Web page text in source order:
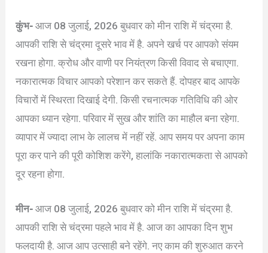
कुंभ- आज 08 जुलाई, 2026 बुधवार को मीन राशि में चंद्रमा है.
आपकी राशि से चंद्रमा दूसरे भाव में है. अपने खर्च पर आपको संयम
रखना होगा. क्रोध और वाणी पर नियंत्रण किसी विवाद से बचाएगा.
नकारात्मक विचार आपको परेशान कर सकते हैं. दोपहर बाद आपके
विचारों में स्थिरता दिखाई देगी. किसी रचनात्मक गतिविधि की ओर
आपका ध्यान रहेगा. परिवार में सुख और शांति का माहौल बना रहेगा.
व्यापार में ज्यादा लाभ के लालच में नहीं रहें. आप समय पर अपना काम
पूरा कर पाने की पूरी कोशिश करेंगे, हालांकि नकारात्मकता से आपको
दूर रहना होगा.
मीन- आज 08 जुलाई, 2026 बुधवार को मीन राशि में चंद्रमा है.
आपकी राशि से चंद्रमा पहले भाव में है. आज का आपका दिन शुभ
फलदायी है. आज आप उत्साही बने रहेंगे. नए काम की शुरुआत करने